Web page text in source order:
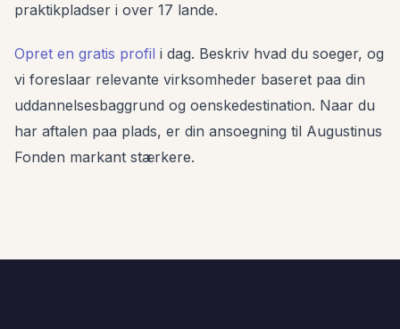
praktikpladser i over 17 lande.
Opret en gratis profil i dag. Beskriv hvad du soeger, og
vi foreslaar relevante virksomheder baseret paa din
uddannelsesbaggrund og oenskedestination. Naar du
har aftalen paa plads, er din ansoegning til Augustinus
Fonden markant stærkere.